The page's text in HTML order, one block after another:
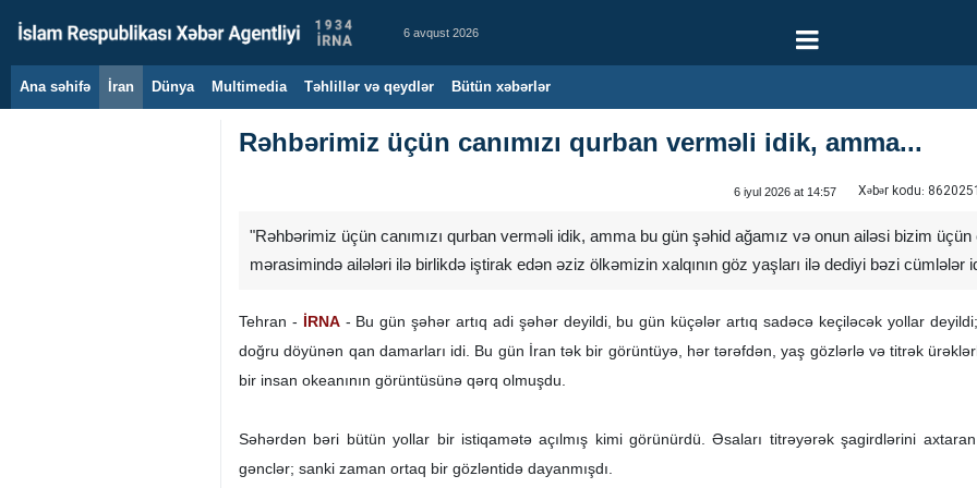
6 avqust 2026
Ana səhifə İran Dünya Multimedia Təhlillər və qeydlər Bütün xəbərlər
Rəhbərimiz üçün canımızı qurban verməli idik, amma...
6 iyul 2026 at 14:57 Xəbər kodu: